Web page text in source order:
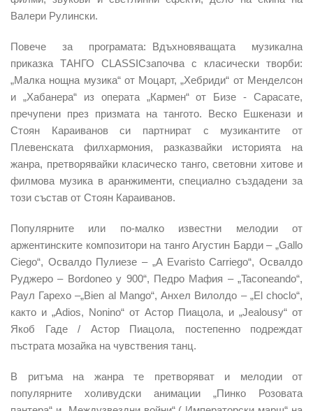
Валери Рулински.
Повече за програмата: Вдъхновяващата музикална
приказка ТАНГО CLASSICзапочва с класически творби:
„Малка нощна музика“ от Моцарт, „Хебриди“ от Менделсон
и „Хабанера“ из операта „Кармен“ от Бизе - Сарасате,
пречупени през призмата на тангото. Веско Ешкенази и
Стоян Караиванов си партнират с музикантите от
Плевенската филхармония, разказвайки историята на
жанра, претворявайки класическо танго, световни хитове и
филмова музика в аранжименти, специално създадени за
този състав от Стоян Караиванов.
Популярните или по-малко известни мелодии от
аржентинските композитори на танго Агустин Барди – „Gallo
Сiego“, Освалдо Пулиезе – „A Evaristo Carriego“, Освалдо
Руджеро – Bordoneo y 900“, Педро Мафия – „Taconeando“,
Раул Гарехо –„Bien al Mango“, Анхел Вилолдо – „El choclo“,
както и „Adios, Nonino“ от Астор Пиацола, и „Jealousy“ от
Якоб Гаде / Астор Пиацола, постепенно подреждат
пъстрата мозайка на чувствения танц.
В ритъма на жанра те претворяват и мелодии от
популярните холивудски анимации „Пинко Розовата